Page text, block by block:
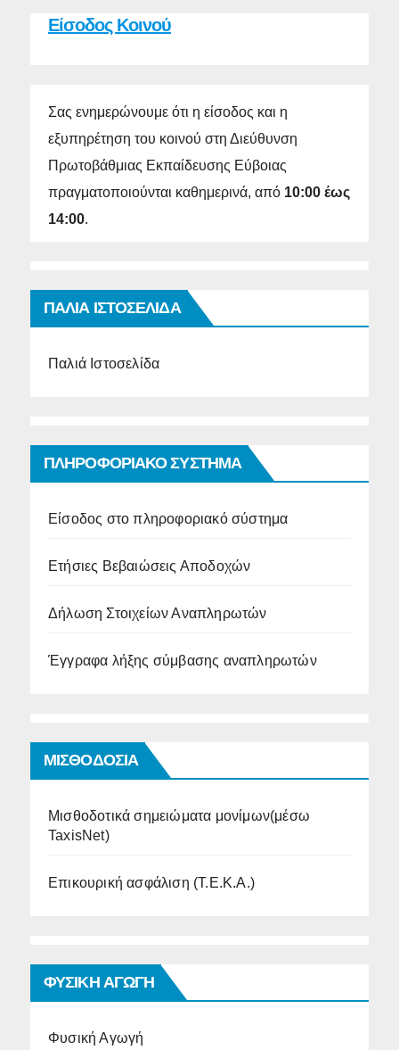
Είσοδος Κοινού
Σας ενημερώνουμε ότι η είσοδος και η
εξυπηρέτηση του κοινού στη Διεύθυνση
Πρωτοβάθμιας Εκπαίδευσης Εύβοιας
πραγματοποιούνται καθημερινά, από 10:00 έως
14:00.
ΠΑΛΙΑ ΙΣΤΟΣΕΛΙΔΑ
Παλιά Ιστοσελίδα
ΠΛΗΡΟΦΟΡΙΑΚΟ ΣΥΣΤΗΜΑ
Είσοδος στο πληροφοριακό σύστημα
Ετήσιες Βεβαιώσεις Αποδοχών
Δήλωση Στοιχείων Αναπληρωτών
Έγγραφα λήξης σύμβασης αναπληρωτών
ΜΙΣΘΟΔΟΣΙΑ
Μισθοδοτικά σημειώματα μονίμων(μέσω
TaxisNet)
Επικουρική ασφάλιση (Τ.Ε.Κ.Α.)
ΦΥΣΙΚΗ ΑΓΩΓΗ
Φυσική Αγωγή